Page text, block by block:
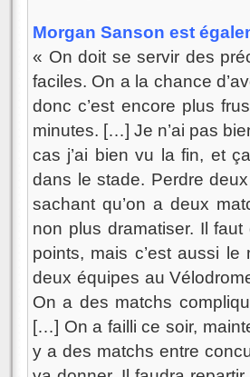
Morgan Sanson est
« On doit se servir des
faciles. On a la chance
donc c’est encore plus
minutes. […] Je n’ai pas
cas j’ai bien vu la fin, et
dans le stade. Perdre
sachant qu’on a deux
non plus dramatiser. Il faut
points, mais c’est aussi
deux équipes au
On a des matchs
[…] On a failli ce soir,
y a des matchs entre